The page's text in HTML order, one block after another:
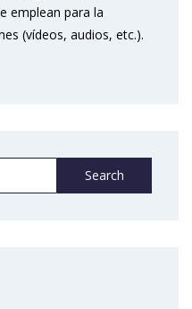
emplean para la
(vídeos, audios, etc.).
Search